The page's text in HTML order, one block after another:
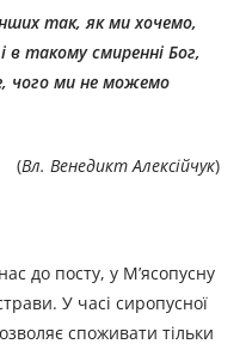
так, як ми хочемо,
в такому смиренні Бог,
чого ми не можемо
(Вл. Венедикт Алексійчук)
до посту, у М’ясопусну
У часі сиропусної
споживати тільки